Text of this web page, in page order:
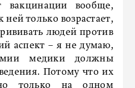
вакцинации вообще,
только возрастает,
людей против
аспект – я не думаю,
медики должны
Потому что их
только на одном